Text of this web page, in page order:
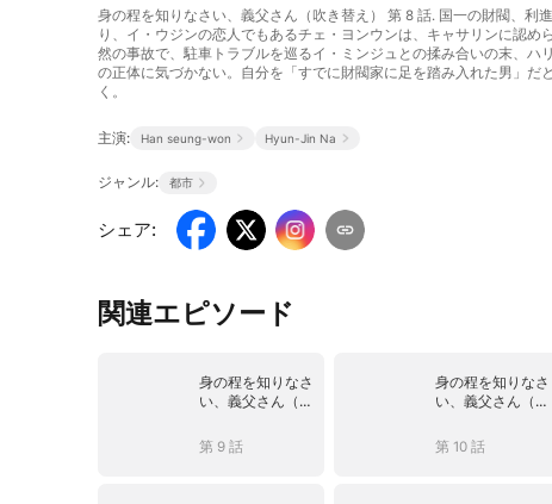
身の程を知りなさい、義父さん（吹き替え） 第 8 話. 国一の財閥、
り、イ・ウジンの恋人でもあるチェ・ヨンウンは、キャサリンに認
然の事故で、駐車トラブルを巡るイ・ミンジュとの揉み合いの末、
の正体に気づかない。自分を「すでに財閥家に足を踏み入れた男」
く。
主演: Han seung-won Hyun-Jin Na
ジャンル: 都市
シェア:
関連エピソード
身の程を知りなさ
い、義父さん（吹
第 9 話
身の程を知りなさ
い、義父さん（吹
第 10 話